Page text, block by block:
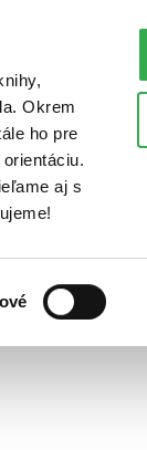
Okrem
ho pre
aj s